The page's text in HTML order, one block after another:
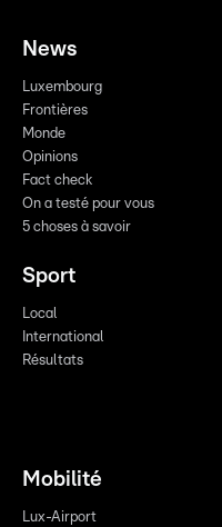
News
Luxembourg
Frontières
Monde
Opinions
Fact check
On a testé pour vous
5 choses à savoir
Sport
Local
International
Résultats
Mobilité
Lux-Airport